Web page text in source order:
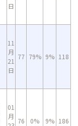
日
11
月
21
日
77 79% 9% 118
01
月
76 0% 9% 186